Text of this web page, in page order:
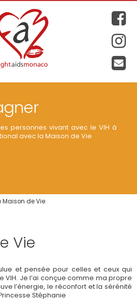
personnes vivant avec le VIH à
avec la Maison de Vie
Maison de Vie
Vie
et pensée pour celles et ceux qui
VIH. Je l’ai conçue comme ma propre
l’énergie, le réconfort et la sérénité
Stéphanie